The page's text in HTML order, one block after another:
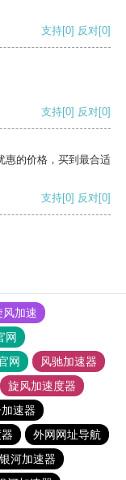
支持[0] 反对[0]
支持[0] 反对[0]
惠的价格，买到最合适
支持[0] 反对[0]
风加速
网
网
风驰加速器
旋风加速度器
速器
外网网址导航
银河加速器